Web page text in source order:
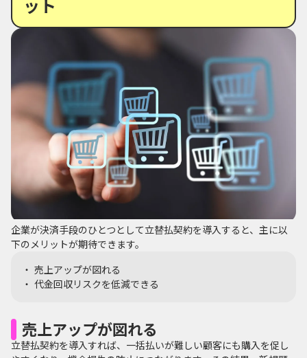
ット
企業が決済手段のひとつとして立替払契約を導入すると、主に以
下のメリットが期待できます。
売上アップが図れる
代金回収リスクを低減できる
売上アップが図れる
立替払契約を導入すれば、一括払いが難しい顧客にも購入を促し